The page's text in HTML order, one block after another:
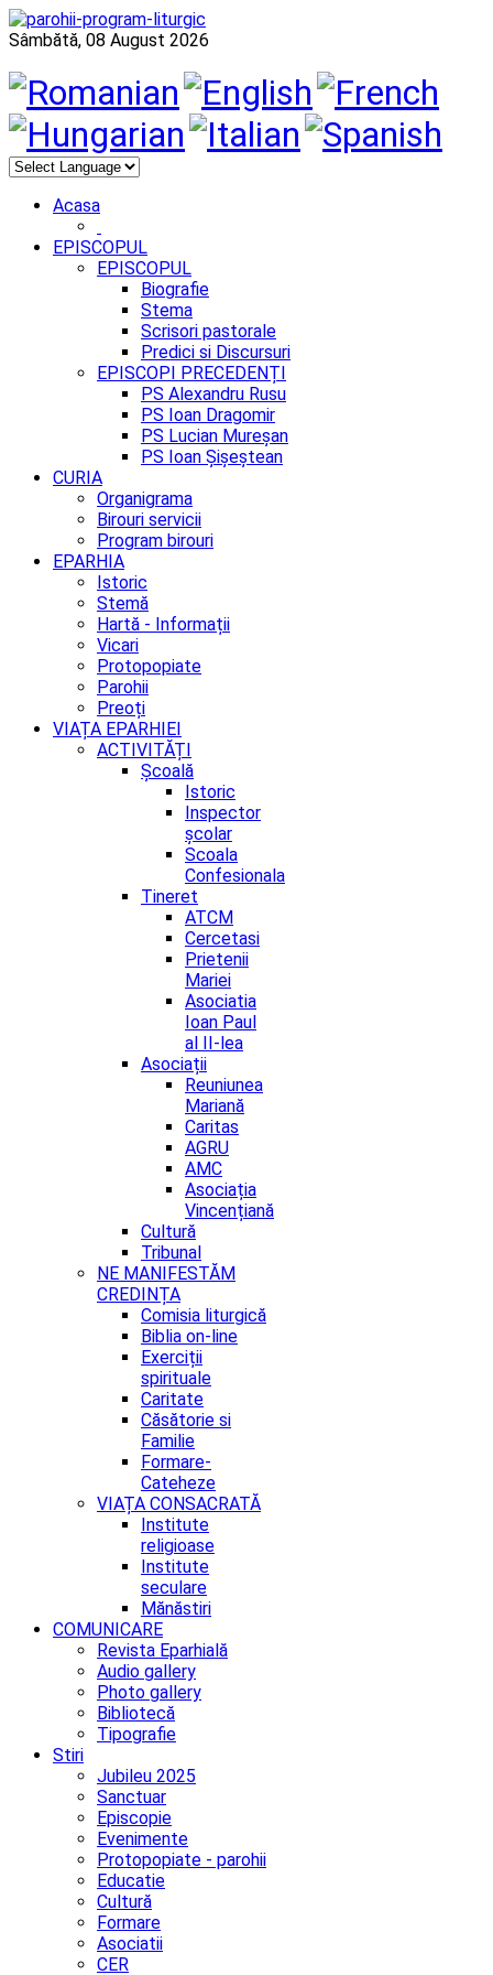
Sâmbătă, 08 August 2026
Acasa
EPISCOPUL
EPISCOPUL
Biografie
Stema
Scrisori pastorale
Predici si Discursuri
EPISCOPI PRECEDENȚI
PS Alexandru Rusu
PS Ioan Dragomir
PS Lucian Mureșan
PS Ioan Șișeștean
CURIA
Organigrama
Birouri servicii
Program birouri
EPARHIA
Istoric
Stemă
Hartă - Informații
Vicari
Protopopiate
Parohii
Preoți
VIAȚA EPARHIEI
ACTIVITĂȚI
Școală
Istoric
Inspector
școlar
Scoala
Confesionala
Tineret
ATCM
Cercetasi
Prietenii
Mariei
Asociatia
Ioan Paul
al II-lea
Asociații
Reuniunea
Mariană
Caritas
AGRU
AMC
Asociația
Vincențiană
Cultură
Tribunal
NE MANIFESTĂM
CREDINȚA
Comisia liturgică
Biblia on-line
Exerciții
spirituale
Caritate
Căsătorie si
Familie
Formare-
Cateheze
VIAȚA CONSACRATĂ
Institute
religioase
Institute
seculare
Mănăstiri
COMUNICARE
Revista Eparhială
Audio gallery
Photo gallery
Bibliotecă
Tipografie
Stiri
Jubileu 2025
Sanctuar
Episcopie
Evenimente
Protopopiate - parohii
Educatie
Cultură
Formare
Asociatii
CER